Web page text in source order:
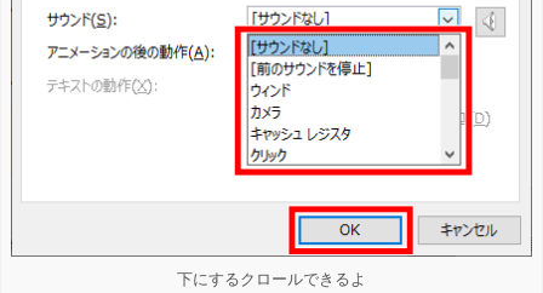
下にするクロールできるよ